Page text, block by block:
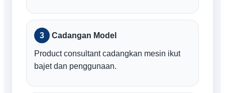
Cadangan Model
Product consultant cadangkan mesin ikut
bajet dan penggunaan.